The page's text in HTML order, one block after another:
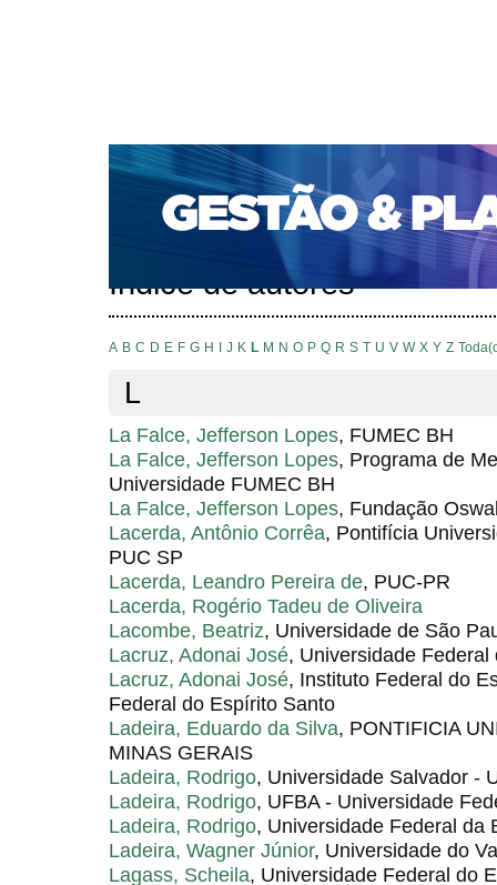
CAPA SOBRE ACESSO CADASTRO
PORTAL DE REVISTAS DA UNIFACS
SUBMISSÕES
PARA SUBMISSÃO DE ARTIGOS
TUTORIAL PARA
Capa Índice de autores
Índice de autores
A B C D E F G H J K L M N O P Q R S T U V W X Y Z
L
La Falce, Jefferson Lopes, FUMEC BH
La Falce, Jefferson Lopes, Programa de
Universidade FUMEC BH
La Falce, Jefferson Lopes, Fundação
Lacerda, Antônio Corrêa, Pontifícia
PUC SP
Lacerda, Leandro Pereira de, PUC-PR
Lacerda, Rogério Tadeu de Oliveira
Lacombe, Beatriz, Universidade de São
Lacruz, Adonai José, Universidade
Lacruz, Adonai José, Instituto Federal do
Federal do Espírito Santo
Ladeira, Eduardo da Silva, PONTIFICIA
MINAS GERAIS
Ladeira, Rodrigo, Universidade Salvador -
Ladeira, Rodrigo, UFBA - Universidade
Ladeira, Rodrigo, Universidade Federal da
Ladeira, Wagner Júnior, Universidade do
Lagass, Scheila, Universidade Federal do